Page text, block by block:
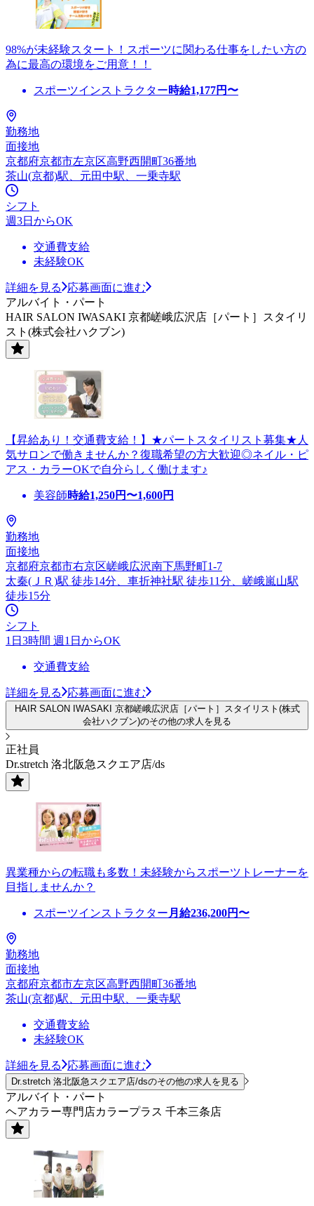
98%が未経験スタート！スポーツに関わる仕事をしたい方の
為に最高の環境をご用意！！
スポーツインストラクター時給1,177円〜
勤務地
面接地
京都府京都市左京区高野西開町36番地
茶山(京都)駅、元田中駅、一乗寺駅
シフト
週3日からOK
交通費支給
未経験OK
詳細を見る
応募画面に進む
アルバイト・パート
HAIR SALON IWASAKI 京都嵯峨広沢店［パート］スタイリ
スト(株式会社ハクブン)
【昇給あり！交通費支給！】★パートスタイリスト募集★人
気サロンで働きませんか？復職希望の方大歓迎◎ネイル・ピ
アス・カラーOKで自分らしく働けます♪
美容師時給1,250円〜1,600円
勤務地
面接地
京都府京都市右京区嵯峨広沢南下馬野町1-7
太秦(ＪＲ)駅 徒歩14分、車折神社駅 徒歩11分、嵯峨嵐山駅
徒歩15分
シフト
1日3時間 週1日からOK
交通費支給
詳細を見る 応募画面に進む
HAIR SALON IWASAKI 京都嵯峨広沢店［パート］スタイリスト(株式
会社ハクブン)のその他の求人を見る
正社員
Dr.stretch 洛北阪急スクエア店/ds
異業種からの転職も多数！未経験からスポーツトレーナーを
目指しませんか？
スポーツインストラクター 月給236,200円〜
勤務地
面接地
京都府京都市左京区高野西開町36番地
茶山(京都)駅、元田中駅、一乗寺駅
交通費支給
未経験OK
詳細を見る 応募画面に進む
Dr.stretch 洛北阪急スクエア店/dsのその他の求人を見る
アルバイト・パート
ヘアカラー専門店カラープラス 千本三条店